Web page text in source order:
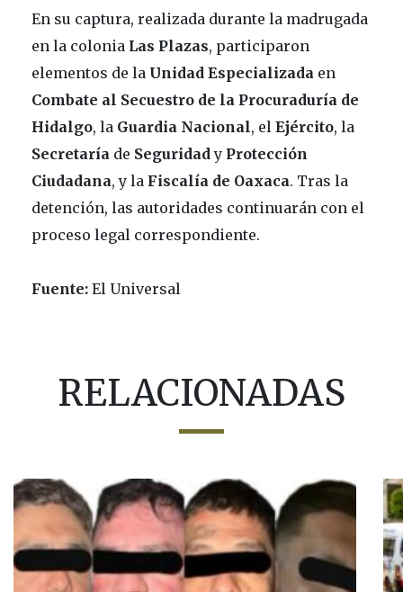
En su captura, realizada durante la madrugada
en la colonia Las Plazas, participaron
elementos de la Unidad Especializada en
Combate al Secuestro de la Procuraduría de
Hidalgo, la Guardia Nacional, el Ejército, la
Secretaría de Seguridad y Protección
Ciudadana, y la Fiscalía de Oaxaca. Tras la
detención, las autoridades continuarán con el
proceso legal correspondiente.
Fuente: El Universal
RELACIONADAS